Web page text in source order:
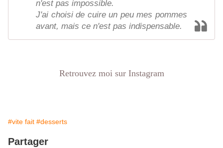
n'est pas impossible.
J'ai choisi de cuire un peu mes pommes
avant, mais ce n'est pas indispensable.
Retrouvez moi sur Instagram
#vite fait #desserts
Partager